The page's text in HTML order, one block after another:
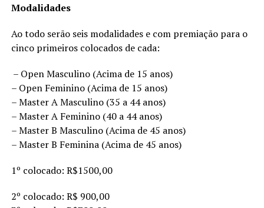
Modalidades
Ao todo serão seis modalidades e com premiação para o
cinco primeiros colocados de cada:
– Open Masculino (Acima de 15 anos)
– Open Feminino (Acima de 15 anos)
– Master A Masculino (35 a 44 anos)
– Master A Feminino (40 a 44 anos)
– Master B Masculino (Acima de 45 anos)
– Master B Feminina (Acima de 45 anos)
1º colocado: R$1500,00
2º colocado: R$ 900,00